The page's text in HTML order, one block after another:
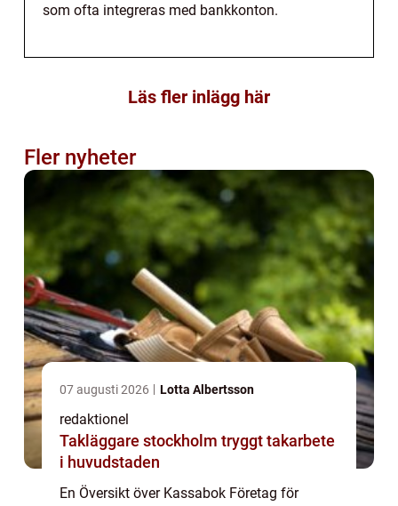
som ofta integreras med bankkonton.
Läs fler inlägg här
Fler nyheter
07 augusti 2026 Lotta Albertsson
redaktionel
Takläggare stockholm tryggt takarbete
i huvudstaden
En Översikt över Kassabok Företag för